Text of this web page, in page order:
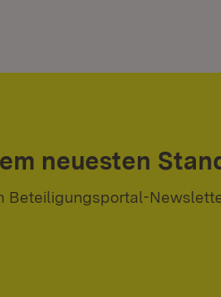
neuesten
Beteiligungsportal-